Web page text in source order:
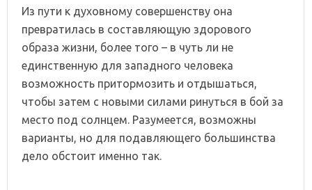
Из пути к духовному совершенству она
превратилась в составляющую здорового
образа жизни, более того – в чуть ли не
единственную для западного человека
возможность притормозить и отдышаться,
чтобы затем с новыми силами ринуться в бой за
место под солнцем. Разумеется, возможны
варианты, но для подавляющего большинства
дело обстоит именно так.